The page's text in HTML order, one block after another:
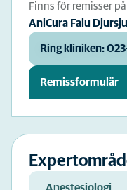
Finns för remisser
AniCura Falu
Ring kliniken:
Remissformulär